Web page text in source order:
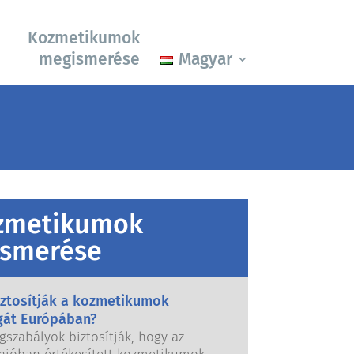
Kozmetikumok
megismerése
Magyar
a kozmetikumok
Európában?
biztosítják, hogy az